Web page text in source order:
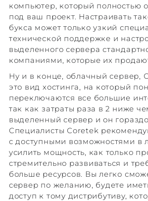
компьютер, который полностью
под ваш проект. Настраивать
букса может только узкий
технической поддержке и
выделенного сервера
компаниями, которые их
Ну и в конце, облачный сервер,
это вид хостинга, на который
переключаются все большие
так как затраты раза в 2 ниже
выделенный сервер и он
Специалисты Сoretek
с доступными возможностями в
усилить мощность, как только
стремительно развиваться и
больше ресурсов. Вы легко
сервер по желанию, будете
доступ к тому дистрибутиву,